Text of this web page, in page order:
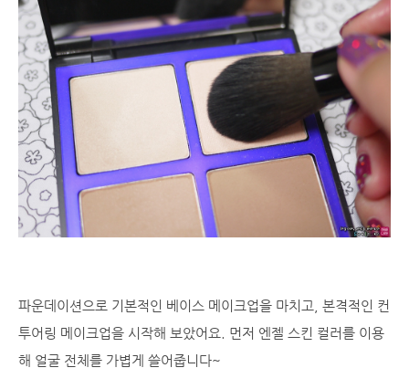
파운데이션으로 기본적인 베이스 메이크업을 마치고, 본격적인 컨
투어링 메이크업을 시작해 보았어요. 먼저 엔젤 스킨 컬러를 이용
해 얼굴 전체를 가볍게 쓸어줍니다~